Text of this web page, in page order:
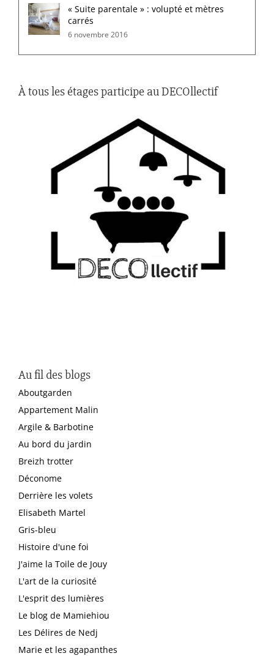
« Suite parentale » : volupté et mètres
carrés
6 novembre 2016
À tous les étages participe au DECOllectif
Au fil des blogs
Aboutgarden
Appartement Malin
Argile & Barbotine
Au bord du jardin
Breizh trotter
Déconome
Derrière les volets
Elisabeth Martel
Gris-bleu
Histoire d'une foi
J'aime la Toile de Jouy
L'art de la curiosité
L'esprit des lumières
Le blog de Mamiehiou
Les Délires de Nedj
Marie et les agapanthes